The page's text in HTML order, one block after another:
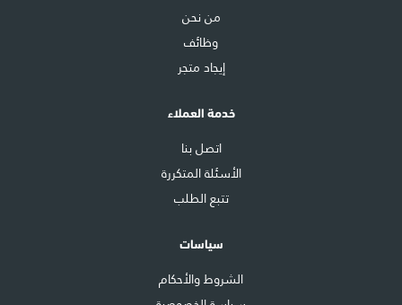
من نحن
وظائف
إيجاد متجر
خدمة العملاء
اتصل بنا
الأسئلة المتكررة
تتبع الطلب
سياسات
الشروط والأحكام